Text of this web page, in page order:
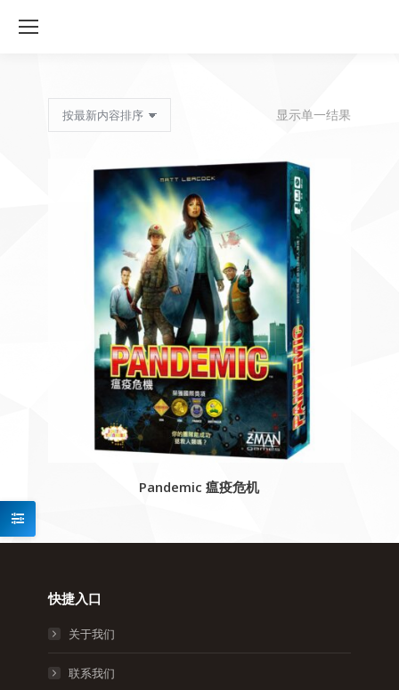
显示单一结果
Pandemic 瘟疫危机
快捷入口
关于我们
联系我们